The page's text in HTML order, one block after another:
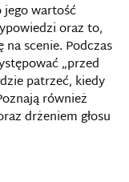
jego wartość
oraz to,
scenie. Podczas
„przed
patrzeć, kiedy
również
drżeniem głosu